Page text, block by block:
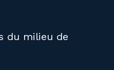
du milieu de